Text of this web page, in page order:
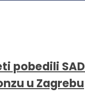
pobedili
u Zagrebu